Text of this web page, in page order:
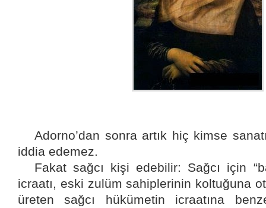
Adorno’dan sonra artık hiç kimse
iddia edemez.
Fakat sağcı kişi edebilir: Sağcı için
icraatı, eski zulüm sahiplerinin koltuğuna
üreten sağcı hükümetin icraatına